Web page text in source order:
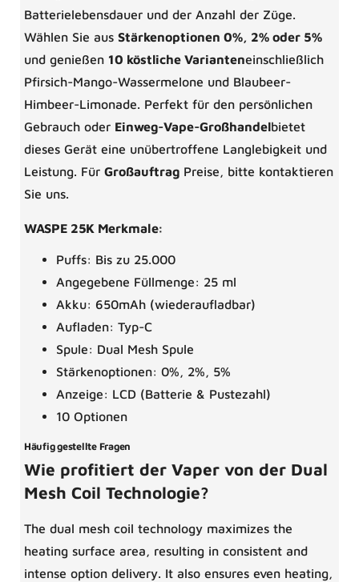
Batterielebensdauer und der Anzahl der Züge.
Wählen Sie aus Stärkenoptionen 0%, 2% oder 5%
und genießen 10 köstliche Varianteneinschließlich
Pfirsich-Mango-Wassermelone und Blaubeer-
Himbeer-Limonade. Perfekt für den persönlichen
Gebrauch oder Einweg-Vape-Großhandelbietet
dieses Gerät eine unübertroffene Langlebigkeit und
Leistung. Für Großauftrag Preise, bitte kontaktieren
Sie uns.
WASPE 25K Merkmale:
Puffs: Bis zu 25.000
Angegebene Füllmenge: 25 ml
Akku: 650mAh (wiederaufladbar)
Aufladen: Typ-C
Spule: Dual Mesh Spule
Stärkenoptionen: 0%, 2%, 5%
Anzeige: LCD (Batterie & Pustezahl)
10 Optionen
Häufig gestellte Fragen
Wie profitiert der Vaper von der Dual
Mesh Coil Technologie?
The dual mesh coil technology maximizes the
heating surface area, resulting in consistent and
intense option delivery. It also ensures even heating,